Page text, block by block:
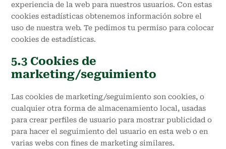
experiencia de la web para nuestros usuarios. Con estas
cookies estadísticas obtenemos información sobre el
uso de nuestra web. Te pedimos tu permiso para colocar
cookies de estadísticas.
5.3 Cookies de
marketing/seguimiento
Las cookies de marketing/seguimiento son cookies, o
cualquier otra forma de almacenamiento local, usadas
para crear perfiles de usuario para mostrar publicidad o
para hacer el seguimiento del usuario en esta web o en
varias webs con fines de marketing similares.